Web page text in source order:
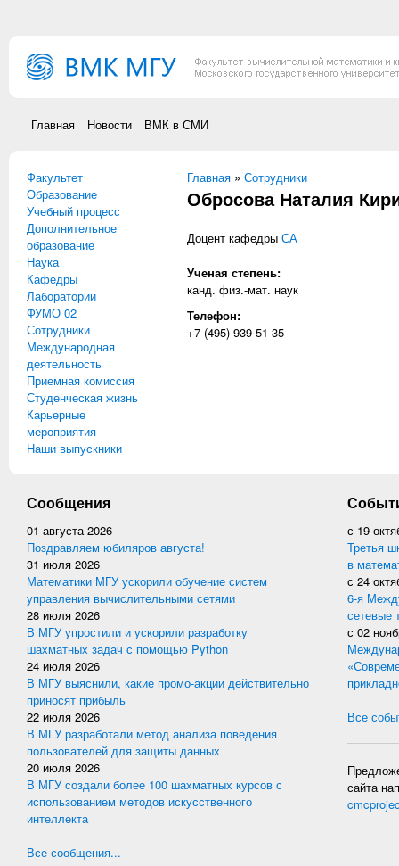
Главная Новости ВМК в СМИ
Факультет
Образование
Учебный процесс
Дополнительное
образование
Наука
Кафедры
Лаборатории
ФУМО 02
Сотрудники
Международная
деятельность
Приемная комиссия
Студенческая жизнь
Карьерные
мероприятия
Наши выпускники
Вы здесь
Главная » Сотрудники
Обросова Наталия
Доцент кафедры СА
Ученая степень:
канд. физ.-мат. наук
Телефон:
+7 (495) 939-51-35
Сообщения
01 августа 2026
Поздравляем юбиляров августа!
31 июля 2026
Математики МГУ ускорили обучение систем
управления вычислительными сетями
28 июля 2026
В МГУ упростили и ускорили разработку
шахматных задач с помощью Python
24 июля 2026
В МГУ выяснили, какие промо-акции действительно
приносят прибыль
22 июля 2026
В МГУ разработали метод анализа поведения
пользователей для защиты данных
20 июля 2026
В МГУ создали более 100 шахматных курсов с
использованием методов искусственного
интеллекта
Все сообщения...
с 19
Третья
в
с 24
6-я
сетевые
с 02
Все
сайта